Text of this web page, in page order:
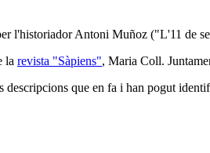
l'historiador Antoni Muñoz ("L'11 de
la revista "Sàpiens", Maria Coll.
descripcions que en fa i han pogut